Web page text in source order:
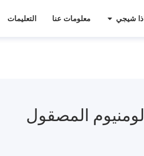
شيجي معلومات عنا التعليمات
المصقول